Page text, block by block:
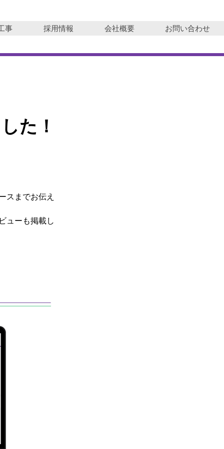
事 採用情報 会社概要 お問い合わせ
た！
スまでお伝え
ューも掲載し